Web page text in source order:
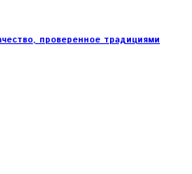
проверенное традициями